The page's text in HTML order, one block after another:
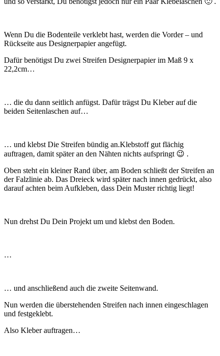
Wenn Du die Bodenteile verklebt hast, werden die Vorder – und
Rückseite aus Designerpapier angefügt.
Dafür benötigst Du zwei Streifen Designerpapier im Maß 9 x
22,2cm…
… die du dann seitlich anfügst. Dafür trägst Du Kleber auf die
beiden Seitenlaschen auf…
… und klebst Die Streifen bündig an.Klebstoff gut flächig
auftragen, damit später an den Nähten nichts aufspringt 😉 .
Oben steht ein kleiner Rand über, am Boden schließt der Streifen an
der Falzlinie ab. Das Dreieck wird später nach innen gedrückt, also
darauf achten beim Aufkleben, dass Dein Muster richtig liegt!
Nun drehst Du Dein Projekt um und klebst den Boden.
…
… und anschließend auch die zweite Seitenwand.
Nun werden die überstehenden Streifen nach innen eingeschlagen
und festgeklebt.
Also Kleber auftragen…